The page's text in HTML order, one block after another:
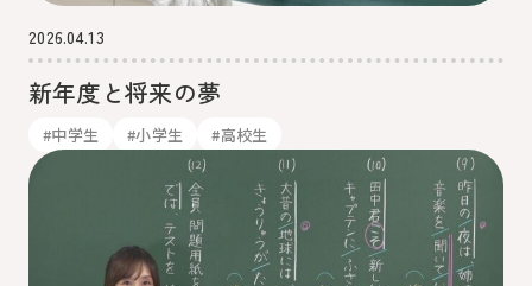
2026.04.13
新年度と将来の夢
#中学生 #小学生 #高校生